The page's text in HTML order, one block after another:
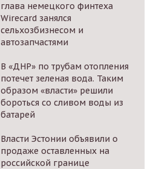
глава немецкого финтеха
Wirecard занялся
сельхозбизнесом и
автозапчастями
В «ДНР» по трубам отопления
потечет зеленая вода. Таким
образом «власти» решили
бороться со сливом воды из
батарей
Власти Эстонии объявили о
продаже оставленных на
российской границе